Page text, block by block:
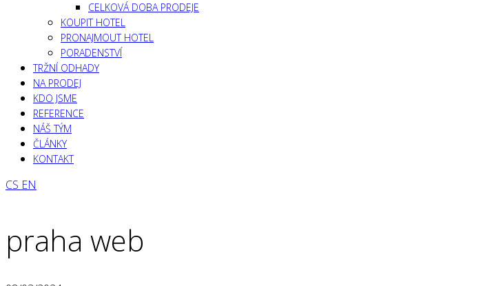
CELKOVÁ DOBA PRODEJE
KOUPIT HOTEL
PRONAJMOUT HOTEL
PORADENSTVÍ
TRŽNÍ ODHADY
NA PRODEJ
KDO JSME
REFERENCE
NÁŠ TÝM
ČLÁNKY
KONTAKT
CS EN
praha web